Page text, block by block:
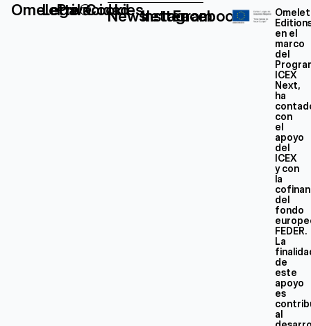
Omelette®
Legal
Privacidad
Cookies
Newsletter
Instagram
Facebook
en el
marco
del
ICEX
Next,
ha
con
el
apoyo
del
ICEX
y con
la
del
fondo
FEDER.
La
de
este
apoyo
es
al